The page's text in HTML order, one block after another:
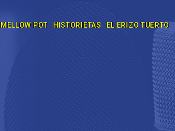
MELLOW POT HISTORIETAS EL ERIZO TUERTO